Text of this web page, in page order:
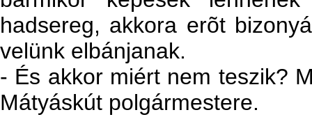
hadsereg, akkora erõt
velünk elbánjanak.
- És akkor miért nem teszik?
Mátyáskút polgármestere.